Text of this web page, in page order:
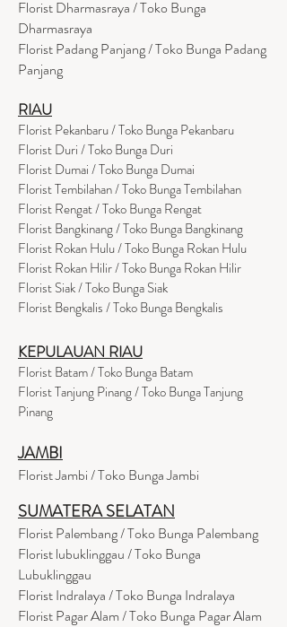
Florist Dharmasraya / Toko Bunga
Dharmasraya
Florist Padang Panjang / Toko Bunga Padang
Panjang
RIAU
Florist Pekanbaru / Toko Bunga Pekanbaru
Florist Duri / Toko Bunga Duri
Florist Dumai / Toko Bunga Dumai
Florist Tembilahan / Toko Bunga Tembilahan
Florist Rengat / Toko Bunga Rengat
Florist Bangkinang / Toko Bunga Bangkinang
Florist Rokan Hulu / Toko Bunga Rokan Hulu
Florist Rokan Hilir / Toko Bunga Rokan Hilir
Florist Siak / Toko Bunga Siak
Florist Bengkalis / Toko Bunga Bengkalis
KEPULAUAN RIAU
Florist Batam / Toko Bunga Batam
Florist Tanjung Pinang / Toko Bunga Tanjung
Pinang
JAMBI
Florist Jambi / Toko Bunga Jambi
SUMATERA SELATAN
Florist Palembang / Toko Bunga Palembang
Florist lubuklinggau / Toko Bunga
Lubuklinggau
Florist Indralaya / Toko Bunga Indralaya
Florist Pagar Alam / Toko Bunga Pagar Alam